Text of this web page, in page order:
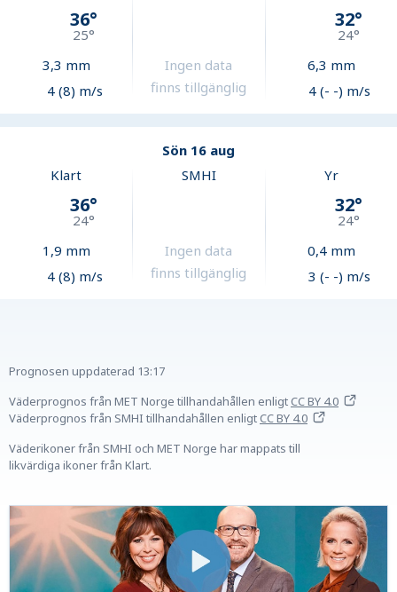
36°
25°
3,3 mm
4 (8) m/s
Ingen data
finns tillgänglig
32°
24°
6,3 mm
4 (- -) m/s
Sön 16 aug
Klart
36°
24°
1,9 mm
4 (8) m/s
SMHI
Ingen data
finns tillgänglig
Yr
32°
24°
0,4mm
3 (- -) m/s
Prognosen uppdaterad 13:17
Väderprognos från MET Norge tillhandahållen enligtCC BY 4.0
Väderprognos från SMHI tillhandahållen enligtCC BY 4.0
Väderikoner från SMHI och MET Norge har mappats till
likvärdiga ikoner från Klart.